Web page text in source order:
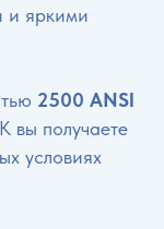
и яркими
2500 ANSI
вы получаете
условиях